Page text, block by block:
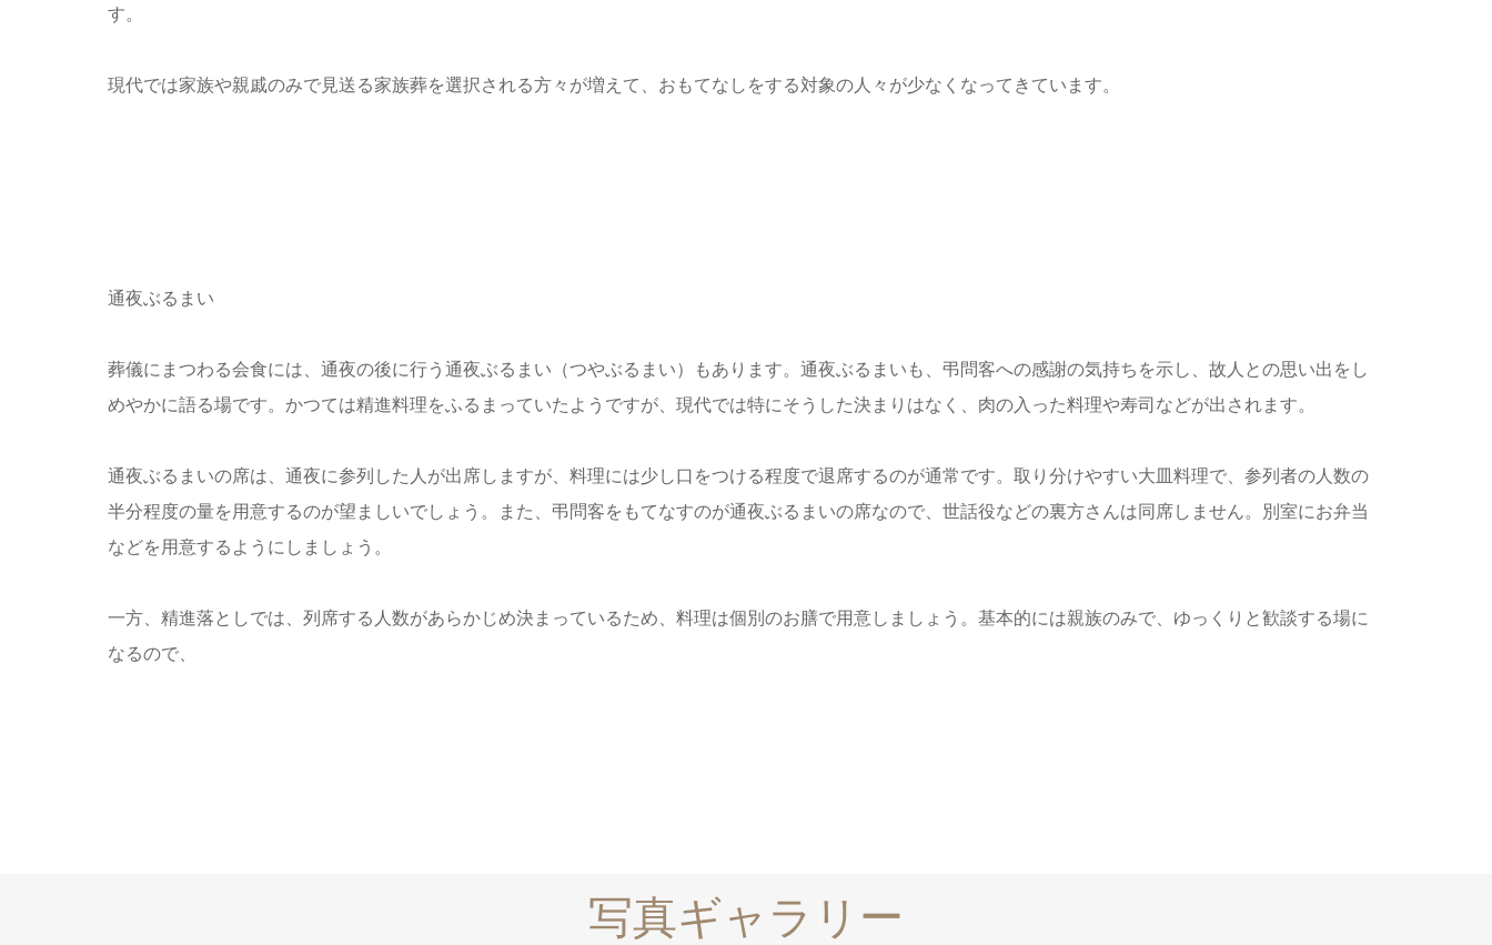
す。
現代では家族や親戚のみで見送る家族葬を選択される方々が増えて、おもてなしをする対象の人々が少なくなってきています。
通夜ぶるまい
葬儀にまつわる会食には、通夜の後に行う通夜ぶるまい（つやぶるまい）もあります。通夜ぶるまいも、弔問客への感謝の気持ちを示し、故人との思い出をし
めやかに語る場です。かつては精進料理をふるまっていたようですが、現代では特にそうした決まりはなく、肉の入った料理や寿司などが出されます。
通夜ぶるまいの席は、通夜に参列した人が出席しますが、料理には少し口をつける程度で退席するのが通常です。取り分けやすい大皿料理で、参列者の人数の
半分程度の量を用意するのが望ましいでしょう。また、弔問客をもてなすのが通夜ぶるまいの席なので、世話役などの裏方さんは同席しません。別室にお弁当
などを用意するようにしましょう。
一方、精進落としでは、列席する人数があらかじめ決まっているため、料理は個別のお膳で用意しましょう。基本的には親族のみで、ゆっくりと歓談する場に
なるので、
写真ギャラリー